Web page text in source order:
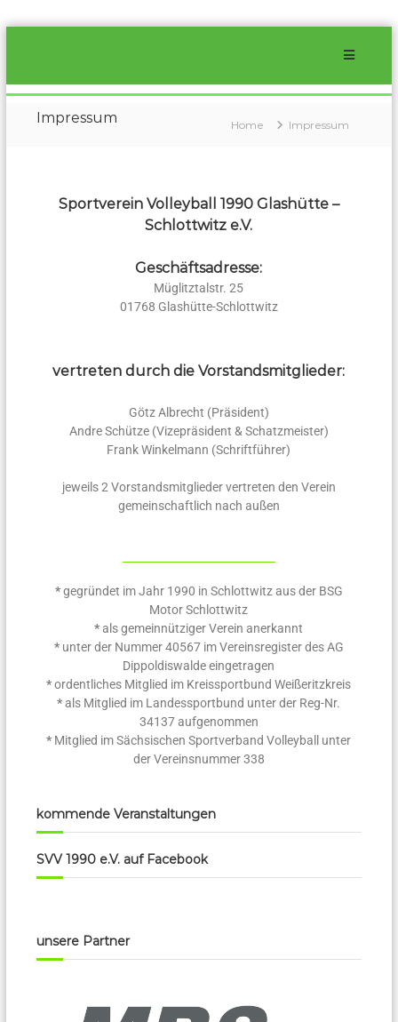
1990
Glashütte-
beste
Volleyballverein
Impressum Home Impressum
Sportverein Volleyball 1990 Glashütte –
Schlottwitz e.V.
Geschäftsadresse:
Müglitztalstr. 25
01768 Glashütte-Schlottwitz
vertreten durch die Vorstandsmitglieder:
Götz Albrecht (Präsident)
Andre Schütze (Vizepräsident & Schatzmeister)
Frank Winkelmann (Schriftführer)
jeweils 2 Vorstandsmitglieder vertreten den Verein
gemeinschaftlich nach außen
*gegründet im Jahr 1990 in Schlottwitz aus der BSG
Motor Schlottwitz
*als gemeinnütziger Verein anerkannt
*unter der Nummer 40567 im Vereinsregister des AG
Dippoldiswalde eingetragen
*ordentliches Mitglied im Kreissportbund Weißeritzkreis
*als Mitglied im Landessportbund unter der Reg-Nr.
34137 aufgenommen
* Mitglied im Sächsischen Sportverband Volleyball unter
der Vereinsnummer 338
kommende Veranstaltungen
SVV 1990 e.V. auf Facebook
unsere Partner